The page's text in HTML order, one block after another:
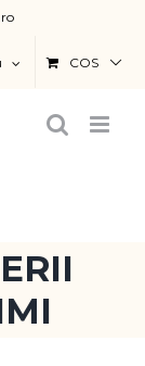
COS